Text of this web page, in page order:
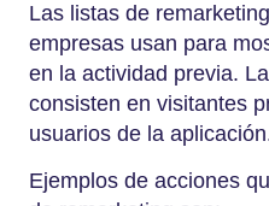
Las listas de
empresas usan para
en la actividad previa.
consisten en visitantes
usuarios de la
Ejemplos de acciones